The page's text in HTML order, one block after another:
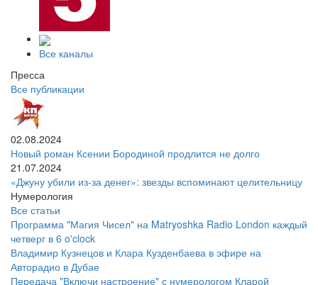
Все каналы
Пресса
Все публикации
02.08.2024
Новый роман Ксении Бородиной продлится не долго
21.07.2024
«Джуну убили из-за денег»: звезды вспоминают целительницу
Нумерология
Все статьи
Программа "Магия Чисел" на Matryoshka Radio London каждый
четверг в 6 o'clock
Владимир Кузнецов и Клара Кузденбаева в эфире на
Авторадио в Дубае
Передача "Включи настроение" с нумерологом Кларой